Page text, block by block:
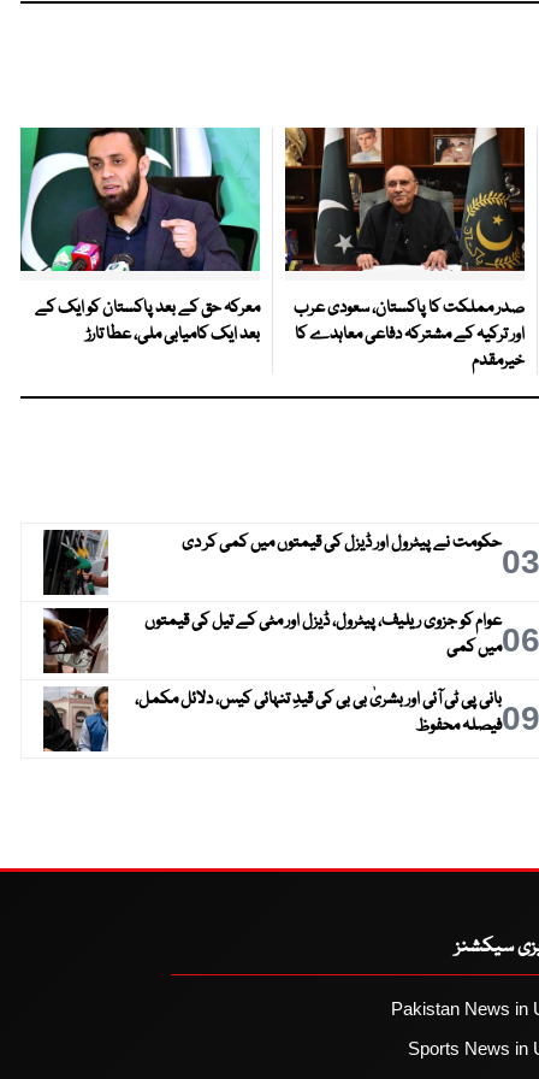
صدر مملکت کا پاکستان، سعودی عرب
اور ترکیہ کے مشترکہ دفاعی معاہدے کا
خیرمقدم
معرکہ حق کے بعد پاکستان کو ایک کے
بعد ایک کامیابی ملی، عطا تارڑ
03حکومت نے پیٹرول اور ڈیزل کی قیمتوں میں کمی کر دی
06عوام کو جزوی ریلیف، پیٹرول، ڈیزل اور مٹی کے تیل کی قیمتوں
میں کمی
09بانی پی ٹی آئی اور بشریٰ بی بی کی قیدِ تنہائی کیس، دلائل مکمل،
فیصلہ محفوظ
سیکشنز
Pakistan News in
Sports News in